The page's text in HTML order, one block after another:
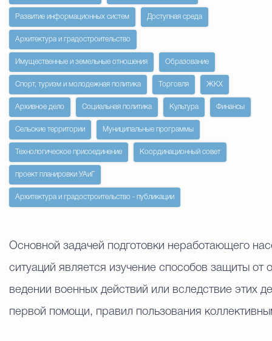
Избирательная
Гостям Городского
Общественная
Открытые
Развитие информационных систем Доступная среда
Архитектура и градостроительство
Имущественные и земельные отношения Образование
Спорт, туризм и молодежная политика Торговля ЖКХ
Архивное дело Социальная политика Культура Финансы
Сельские территории Муниципальные программы
Технологическое присоединение Координационный совет
проект планировки УАиГ
Архитектура и градостроительство - публикации
Основной задачей подготовки неработающего
ситуаций является изучение способов защиты
ведении военных действий или вследствие этих
первой помощи, правил пользования